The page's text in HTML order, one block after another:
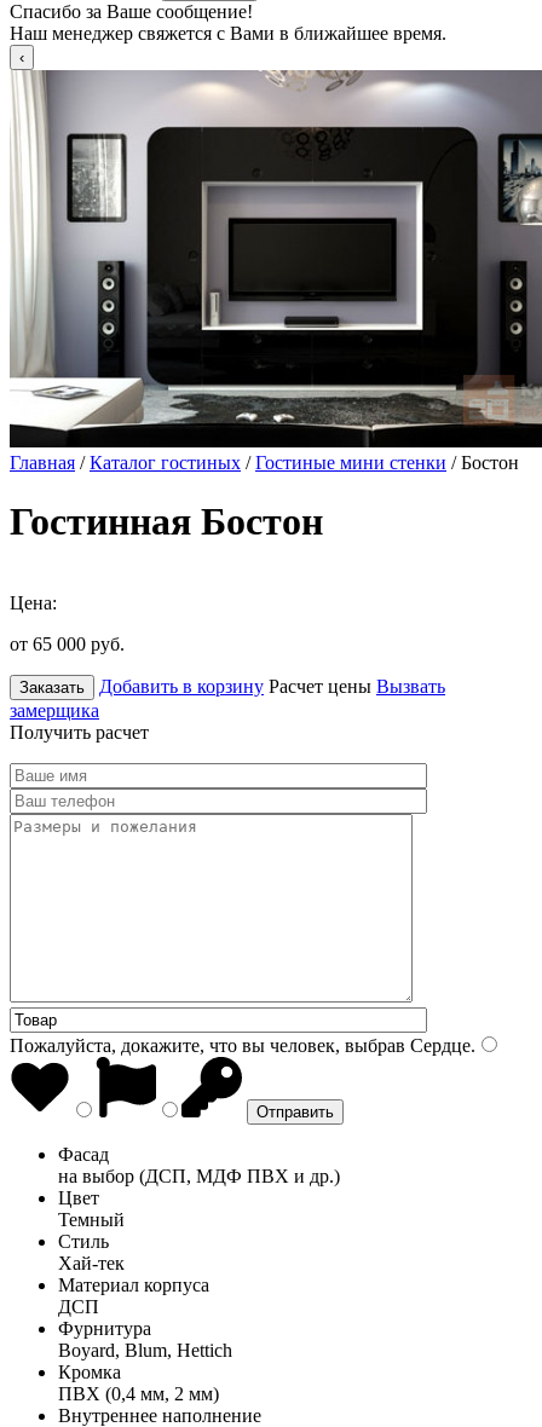
Спасибо за Ваше сообщение!
Наш менеджер свяжется с Вами в ближайшее время.
Главная /Каталог гостиных /Гостиные мини стенки / Бостон
Гостинная Бостон
Цена:
от 65 000 руб.
Заказать Добавить в корзину Расчет цены Вызвать
замерщика
Получить расчет
Пожалуйста, докажите, что вы человек, выбрав Сердце.
Фасад
на выбор (ДСП, МДФ ПВХ и др.)
Цвет
Темный
Стиль
Хай-тек
Материал корпуса
ДСП
Фурнитура
Boyard, Blum, Hettich
Кромка
ПВХ (0,4 мм, 2 мм)
Внутреннее наполнение